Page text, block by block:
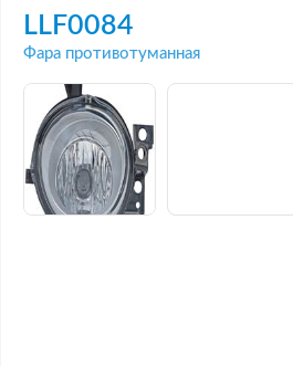
LLF0084
Фара противотуманная